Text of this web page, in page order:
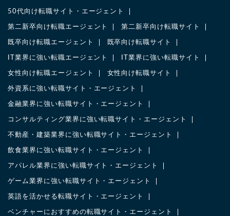
50代向け転職サイト・エージェント
第二新卒向け転職エージェント 第二新卒向け転職サイト
既卒向け転職エージェント 既卒向け転職サイト
IT業界に強い転職エージェント IT業界に強い転職サイト
女性向け転職エージェント 女性向け転職サイト
外資系に強い転職サイト・エージェント
金融業界に強い転職サイト・エージェント
コンサルティング業界に強い転職サイト・エージェント
不動産・建築業界に強い転職サイト・エージェント
飲食業界に強い転職サイト・エージェント
アパレル業界に強い転職サイト・エージェント
ゲーム業界に強い転職サイト・エージェント
英語を活かせる転職サイト・エージェント
ベンチャーにおすすめの転職サイト・エージェント